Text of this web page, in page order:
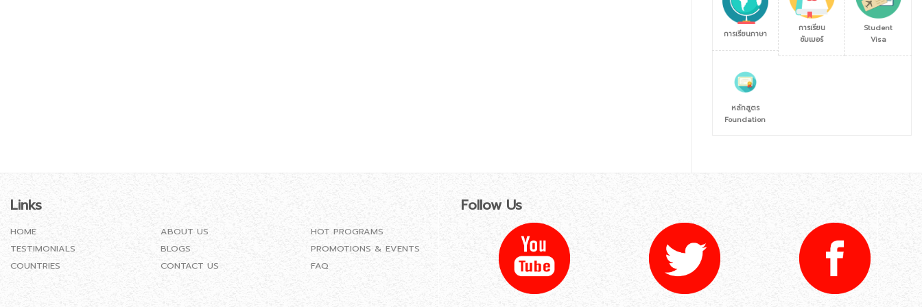
การเรียนภาษา
การเรียน
ซัมเมอร์
Student
Visa
หลักสูตร
Foundation
Links Follow Us
HOME
TESTIMONIALS
COUNTRIES
ABOUT US
BLOGS
CONTACT US
HOT PROGRAMS
PROMOTIONS & EVENTS
FAQ